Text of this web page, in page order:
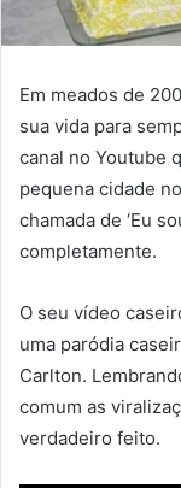
Em meados de
sua vida para
canal no Youtube
pequena cidade
chamada de ‘Eu
completamente.
O seu vídeo
uma paródia
Carlton.
comum as
verdadeiro feito.